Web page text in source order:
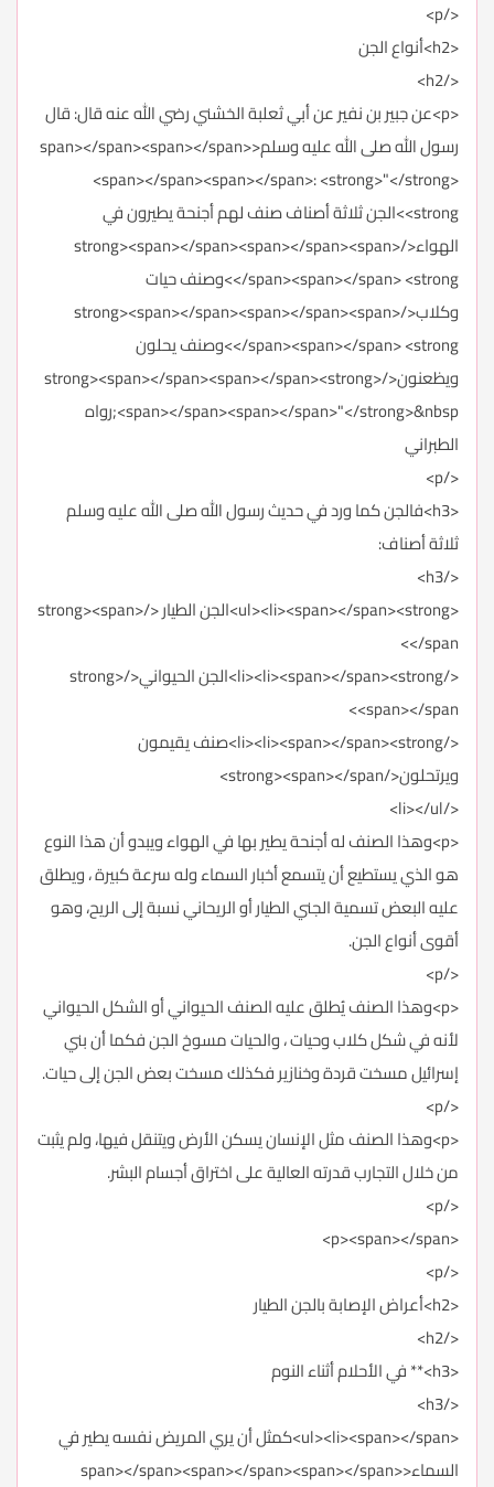
</p>
<h2>أنواع الجن
</h2>
<p>عن جبير بن نفير عن أبي ثعلبة الخشني رضي الله عنه قال: قال
رسول الله صلى الله عليه وسلم<span></span><span></span>
<span></span><span></span>: <strong>"</strong>
<strong>الجن ثلاثة أصناف صنف لهم أجنحة يطيرون في
الهواء</strong><span></span><span></span><span>
</span><span></span> <strong>وصنف حيات
وكلاب</strong><span></span><span></span><span>
</span><span></span> <strong>وصنف يحلون
ويظعنون</strong><span></span><span></span><strong>
<span></span><span></span>"</strong>&nbsp;رواه
الطبراني
</p>
<h3>فالجن كما ورد في حديث رسول الله صلى الله عليه وسلم
ثلاثة أصناف:
</h3>
<ul><li><span></span><strong>الجن الطيار </strong><span>
</span>
</li><li><span></span><strong>الجن الحيواني</strong>
<span></span>
</li><li><span></span><strong>صنف يقيمون
ويرتحلون</strong><span></span>
</li></ul>
<p>وهذا الصنف له أجنحة يطير بها في الهواء ويبدو أن هذا النوع
هو الذي يستطيع أن يتسمع أخبار السماء وله سرعة كبيرة ، ويطلق
عليه البعض تسمية الجني الطيار أو الريحاني نسبة إلى الريح، وهو
أقوى أنواع الجن.
</p>
<p>وهذا الصنف يُطلق عليه الصنف الحيواني أو الشكل الحيواني
لأنه في شكل كلاب وحيات ، والحيات مسوخ الجن فكما أن بني
إسرائيل مسخت قردة وخنازير فكذلك مسخت بعض الجن إلى حيات.
</p>
<p>وهذا الصنف مثل الإنسان يسكن الأرض ويتنقل فيها، ولم يثبت
من خلال التجارب قدرته العالية على اختراق أجسام البشر.
</p>
<p><span></span>
</p>
<h2>أعراض الإصابة بالجن الطيار
</h2>
<h3>** في الأحلام أثناء النوم
</h3>
<ul><li><span></span>كمثل أن يري المريض نفسه يطير في
السماء<span></span><span></span><span></span>